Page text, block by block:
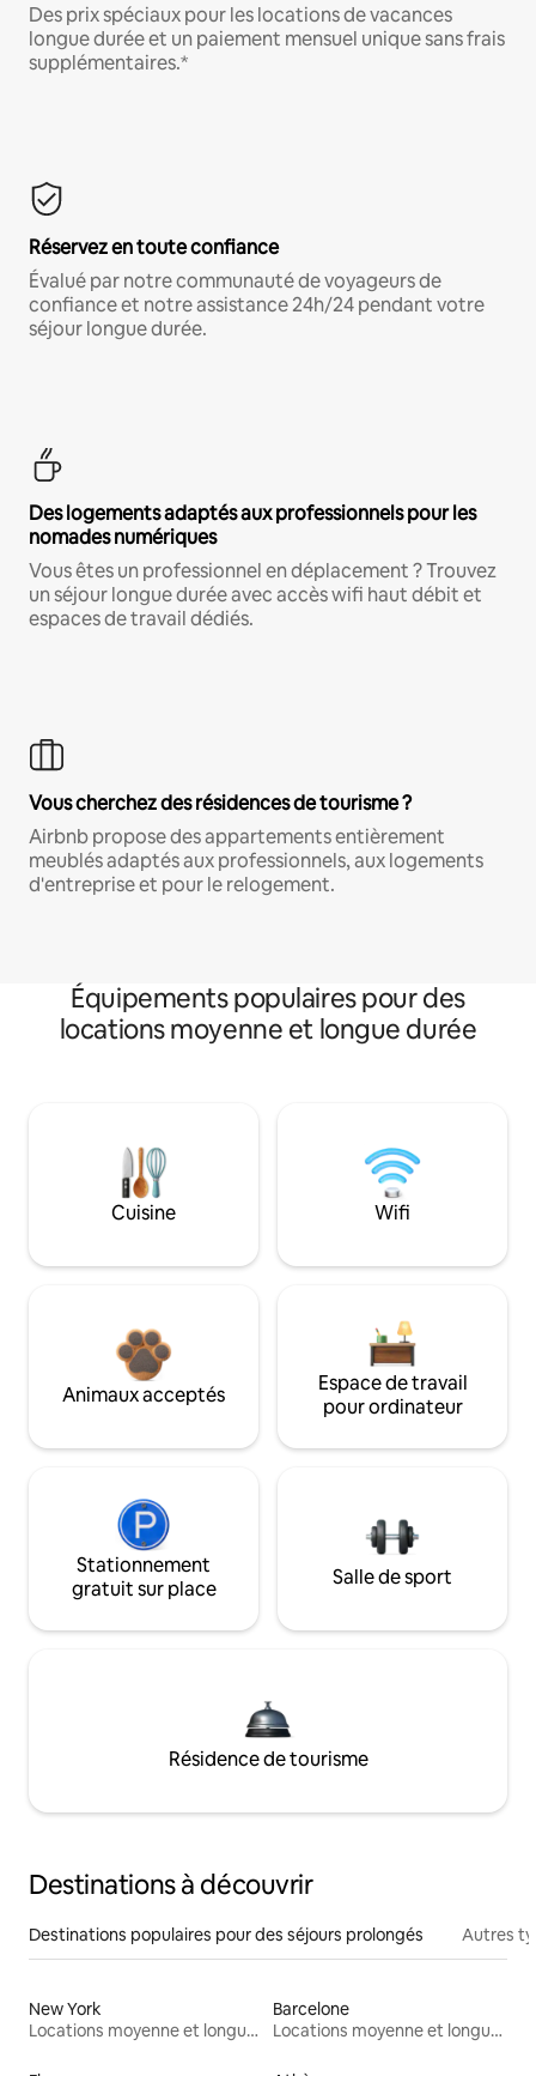
Des prix spéciaux pour les locations de vacances
longue durée et un paiement mensuel unique sans frais
supplémentaires.*
Réservez en toute confiance
Évalué par notre communauté de voyageurs de
confiance et notre assistance 24h/24 pendant votre
séjour longue durée.
Des logements adaptés aux professionnels pour les
nomades numériques
Vous êtes un professionnel en déplacement ? Trouvez
un séjour longue durée avec accès wifi haut débit et
espaces de travail dédiés.
Vous cherchez des résidences de tourisme ?
Airbnb propose des appartements entièrement
meublés adaptés aux professionnels, aux logements
d'entreprise et pour le relogement.
Équipements populaires pour des
locations moyenne et longue durée
Cuisine Wifi
Animaux acceptés
Espace de travail
pour ordinateur
Stationnement
gratuit sur place
Salle de sport
Résidence de tourisme
Destinations à découvrir
Destinations populaires pour des séjours prolongés Autres
New York
Locations moyenne et longue durée
Barcelone
Locations moyenne et longue durée